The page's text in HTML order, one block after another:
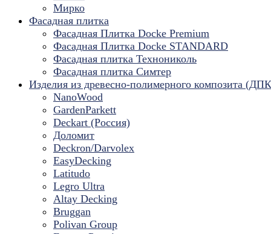
Мирко
Фасадная плитка
Фасадная Плитка Docke Premium
Фасадная Плитка Docke STANDARD
Фасадная плитка Технониколь
Фасадная плитка Симтер
Изделия из древесно-полимерного композита
NanoWood
GardenParkett
Deckart (Россия)
Доломит
Deckron/Darvolex
EasyDecking
Latitudo
Legro Ultra
Altay Decking
Bruggan
Polivan Group